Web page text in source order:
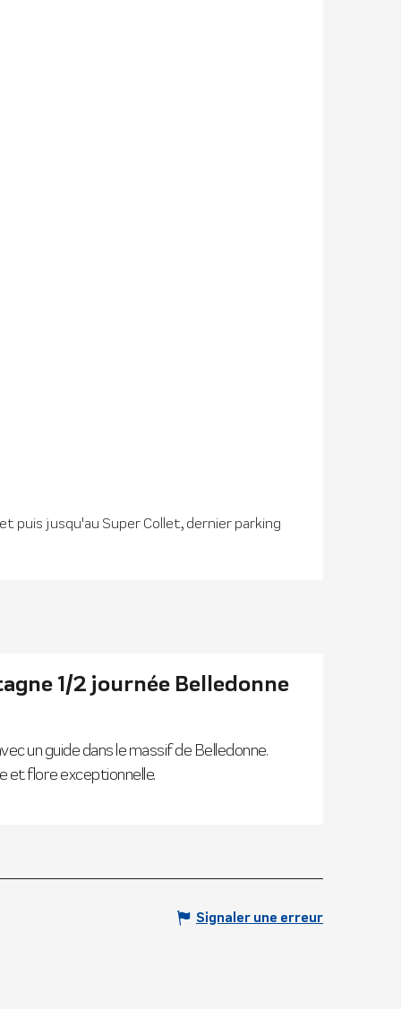
puis jusqu'au Super Collet, dernier parking
1/2 journée Belledonne
un guide dans le massif de Belledonne.
et flore exceptionnelle.
Signaler une erreur